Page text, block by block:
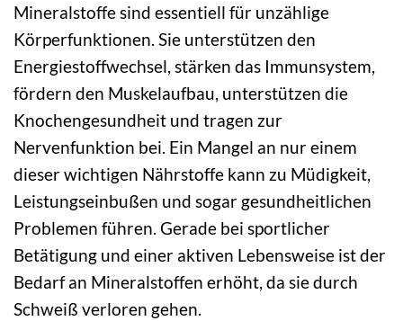
Mineralstoffe sind essentiell für unzählige
Körperfunktionen. Sie unterstützen den
Energiestoffwechsel, stärken das Immunsystem,
fördern den Muskelaufbau, unterstützen die
Knochengesundheit und tragen zur
Nervenfunktion bei. Ein Mangel an nur einem
dieser wichtigen Nährstoffe kann zu Müdigkeit,
Leistungseinbußen und sogar gesundheitlichen
Problemen führen. Gerade bei sportlicher
Betätigung und einer aktiven Lebensweise ist der
Bedarf an Mineralstoffen erhöht, da sie durch
Schweiß verloren gehen.